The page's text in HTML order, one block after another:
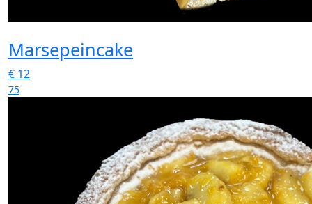
Marsepeincake
€ 12
75